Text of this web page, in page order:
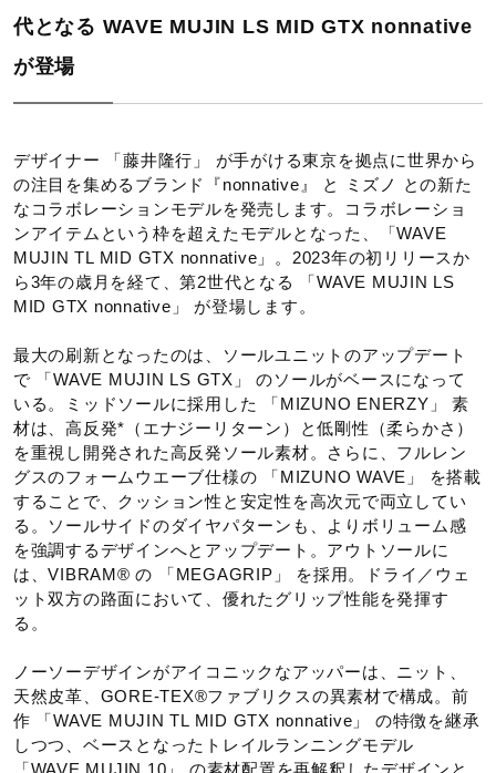
こちらのスニーカーは、横幅がやや細身の仕上がりのためソ
ックス等を考慮し少しゆとりを持ちたい方は、0.5cm～
カラー
01：ライトグレー
素材
底材：合成底
原産国
ベトナム製
質量
約430g（27.0cm片方）
カップインソール（取り外し可）
代となる WAVE MUJIN LS MID GTX nonnative
が登場
デザイナー 「藤井隆行」 が手がける東京を拠点に世界から
の注目を集めるブランド『nonnative』 と ミズノ との新た
なコラボレーションモデルを発売します。コラボレーショ
ンアイテムという枠を超えたモデルとなった、「WAVE
MUJIN TL MID GTX nonnative」。2023年の初リリースか
ら3年の歳月を経て、第2世代となる 「WAVE MUJIN LS
MID GTX nonnative」 が登場します。
最大の刷新となったのは、ソールユニットのアップデート
で 「WAVE MUJIN LS GTX」 のソールがベースになって
いる。ミッドソールに採用した 「MIZUNO ENERZY」 素
材は、高反発*（エナジーリターン）と低剛性（柔らかさ）
を重視し開発された高反発ソール素材。さらに、フルレン
グスのフォームウエーブ仕様の 「MIZUNO WAVE」 を搭載
することで、クッション性と安定性を高次元で両立してい
る。ソールサイドのダイヤパターンも、よりボリューム感
を強調するデザインへとアップデート。アウトソールに
は、VIBRAM® の 「MEGAGRIP」 を採用。ドライ／ウェ
ット双方の路面において、優れたグリップ性能を発揮す
る。
ノーソーデザインがアイコニックなアッパーは、ニット、
天然皮革、GORE‑TEX®ファブリクスの異素材で構成。前
作 「WAVE MUJIN TL MID GTX nonnative」 の特徴を継承
しつつ、ベースとなったトレイルランニングモデル
「WAVE MUJIN 10」 の素材配置を再解釈したデザインと